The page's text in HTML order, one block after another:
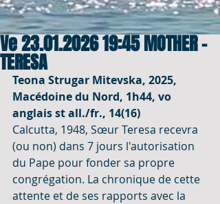
Ve 23.01.2026 19:45 MOTHER -
TERESA
Teona Strugar Mitevska, 2025,
Macédoine du Nord, 1h44, vo
anglais st all./fr., 14(16)
Calcutta, 1948, Sœur Teresa recevra
(ou non) dans 7 jours l'autorisation
du Pape pour fonder sa propre
congrégation. La chronique de cette
attente et de ses rapports avec la